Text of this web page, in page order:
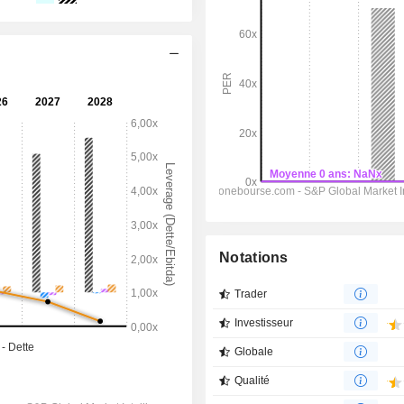
Notations
Trader
Investisseur
Globale
Qualité